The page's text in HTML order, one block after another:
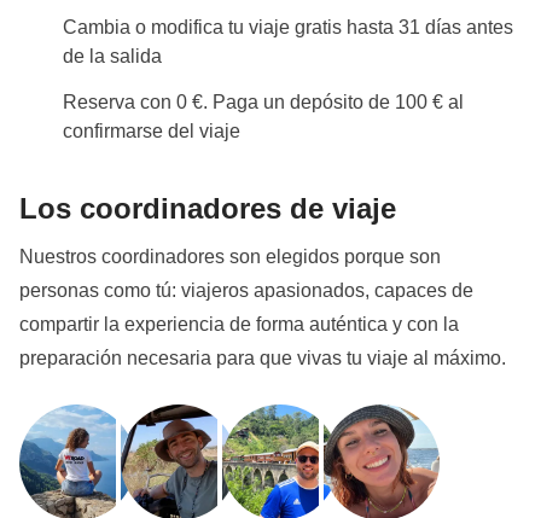
Cambia o modifica tu viaje gratis hasta 31 días antes
de la salida
Reserva con 0 €. Paga un depósito de 100 € al
confirmarse del viaje
Los coordinadores de viaje
Nuestros coordinadores son elegidos porque son
personas como tú: viajeros apasionados, capaces de
compartir la experiencia de forma auténtica y con la
preparación necesaria para que vivas tu viaje al máximo.